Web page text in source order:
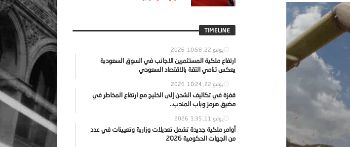
TIMELINE
يوليو 22, 2026 10:58
ارتفاع ملكية المستثمرين الاجانب في السوق السعودية
يعكس تنامي الثقة بالاقتصاد السعودي
يوليو 22, 2026 10:24
قفزة في تكاليف الشحن إلى الخليج مع ارتفاع المخاطر في
مضيق هرمز وباب المندب..
يوليو 11, 2026 1:35
أوامر ملكية جديدة تشمل تعديلات وزارية وتعيينات في عدد
من الجهات الحكومية 2026